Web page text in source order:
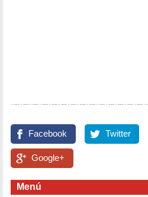
Facebook Twitter
Google+
Menú